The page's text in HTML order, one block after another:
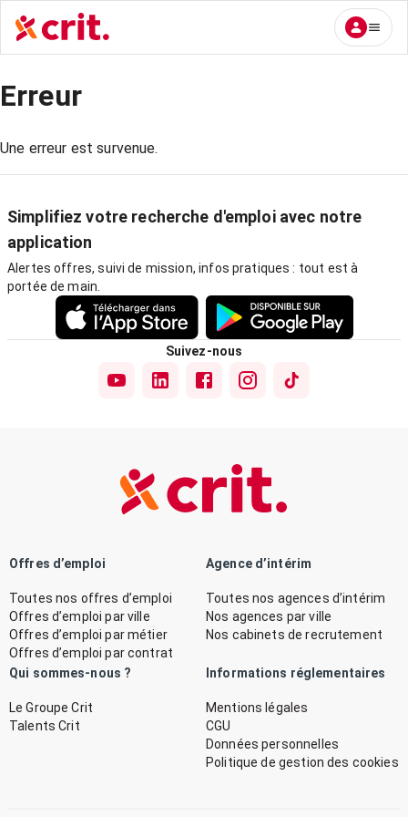
Erreur
Une erreur est survenue.
Simplifiez votre recherche d'emploi avec notre
application
Alertes offres, suivi de mission, infos pratiques : tout est à
portée de main.
Suivez-nous
Offres d’emploi
Toutes nos offres d’emploi
Offres d’emploi par ville
Offres d’emploi par métier
Offres d’emploi par contrat
Agence d’intérim
Toutes nos agences d’intérim
Nos agences par ville
Nos cabinets de recrutement
Qui sommes-nous ?
Le Groupe Crit
Talents Crit
Informations réglementaires
Mentions légales
CGU
Données personnelles
Politique de gestion des cookies